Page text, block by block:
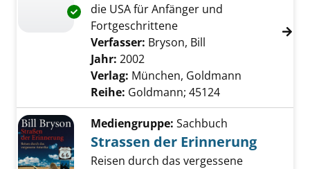
Exemplar-Details von Streiflichter aus
die USA für Anfänger und
Fortgeschrittene
Verfasser: Bryson, Bill
Jahr: 2002
Verlag: München, Goldmann
Reihe: Goldmann; 45124
Mediengruppe: Sachbuch
Strassen der Erinnerung
Reisen durch das vergessene